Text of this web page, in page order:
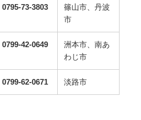
0795-73-3803
篠山市、丹波
市
0799-42-0649
洲本市、南あ
わじ市
0799-62-0671 淡路市